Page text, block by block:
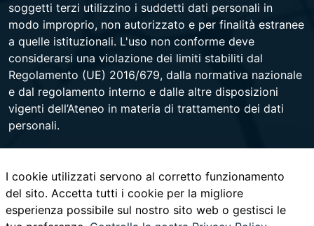
soggetti terzi utilizzino i suddetti dati personali in
modo improprio, non autorizzato e per finalità estranee
a quelle istituzionali. L'uso non conforme deve
considerarsi una violazione dei limiti stabiliti dal
Regolamento (UE) 2016/679, dalla normativa nazionale
e dal regolamento interno e dalle altre disposizioni
vigenti dell’Ateneo in materia di trattamento dei dati
personali.
Università degli Studi di Napoli Federico II
Corso Umberto I 40 - 80138 Napoli - Centralino +39
081 2531111 -www.contactcenter.unina.it- C.F.
I cookie utilizzati servono al corretto funzionamento
del sito. Accetta tutti i cookie per la migliore
esperienza possibile sul nostro sito web o gestisci le